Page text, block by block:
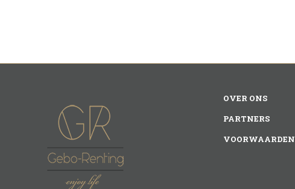
OVER ONS
PARTNERS
VOORWAARDEN